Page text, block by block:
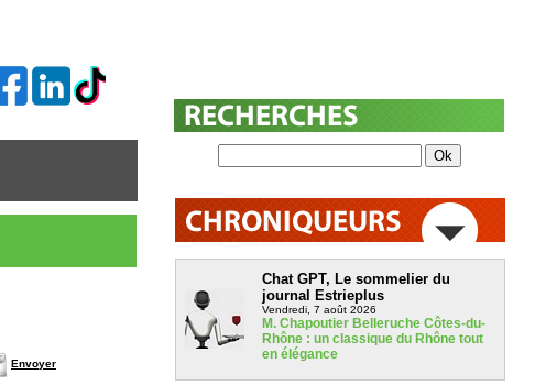
Envoyer
Chat GPT, Le sommelier du
journal Estrieplus
Vendredi, 7 août 2026
M. Chapoutier Belleruche Côtes-du-
Rhône : un classique du Rhône tout
en élégance